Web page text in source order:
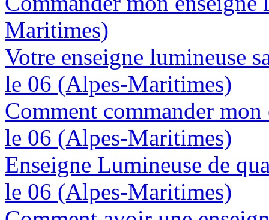
Maritimes)
Votre enseigne lumineuse
le 06 (Alpes-Maritimes)
Comment commander
le 06 (Alpes-Maritimes)
Enseigne Lumineuse de
le 06 (Alpes-Maritimes)